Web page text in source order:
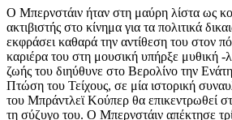
Ο Μπερνστάιν ήταν στη μαύρη λίστα ως
ακτιβιστής στο κίνημα για τα πολιτικά
εκφράσει καθαρά την αντίθεση του στον
καριέρα του στη μουσική υπήρξε μυθική -
ζωής του διηύθυνε στο Βερολίνο την
Πτώση του Τείχους, σε μία ιστορική
του Μπράντλεϊ Κούπερ θα επικεντρωθεί
τη σύζυγο του. Ο Μπερνστάιν απέκτησε